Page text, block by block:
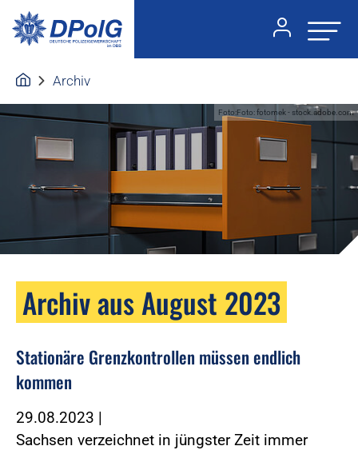
Archiv
Foto:Foto: fotomek - stock.adobe.com
Archiv aus August 2023
Stationäre Grenzkontrollen müssen endlich
kommen
29.08.2023 |
Sachsen verzeichnet in jüngster Zeit immer